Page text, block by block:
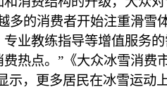
多的消费者开始注重滑雪
业教练指导等增值服务
热点。”《大众冰雪消费
示，更多居民在冰雪运动